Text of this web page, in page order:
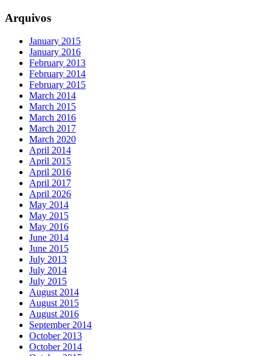
Arquivos
January 2015
January 2016
February 2013
February 2014
February 2015
March 2014
March 2015
March 2016
March 2017
March 2020
April 2014
April 2015
April 2016
April 2017
April 2026
May 2014
May 2015
May 2016
June 2014
June 2015
July 2013
July 2014
July 2015
August 2014
August 2015
August 2016
September 2014
October 2013
October 2014